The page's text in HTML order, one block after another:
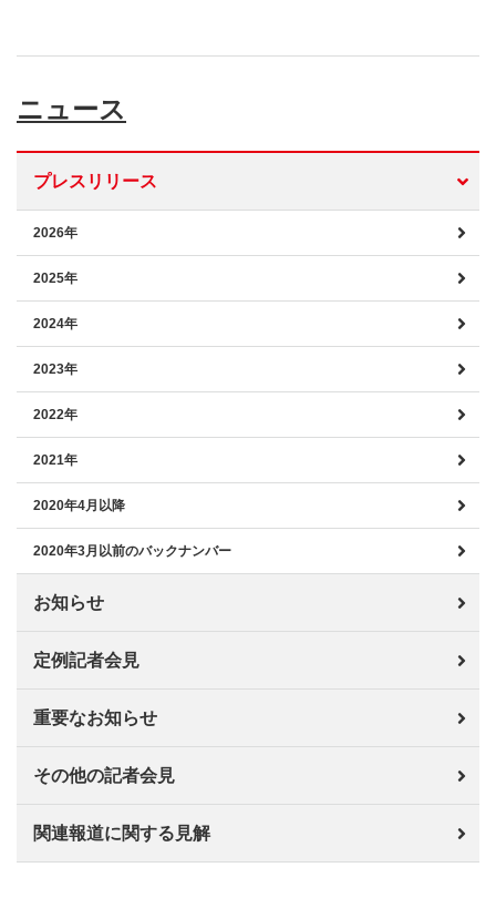
ニュース
プレスリリース
2026年
2025年
2024年
2023年
2022年
2021年
2020年4月以降
2020年3月以前のバックナンバー
お知らせ
定例記者会見
重要なお知らせ
その他の記者会見
関連報道に関する見解